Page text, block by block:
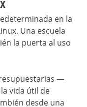
en la
Una escuela
la puerta al uso
—
vida útil de
desde una